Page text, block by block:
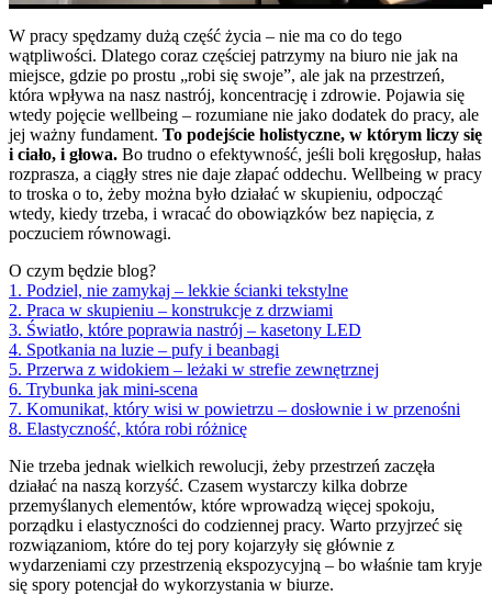
W pracy spędzamy dużą część życia – nie ma co do tego
wątpliwości. Dlatego coraz częściej patrzymy na biuro nie jak na
miejsce, gdzie po prostu „robi się swoje”, ale jak na przestrzeń,
która wpływa na nasz nastrój, koncentrację i zdrowie. Pojawia się
wtedy pojęcie wellbeing – rozumiane nie jako dodatek do pracy, ale
jej ważny fundament. To podejście holistyczne, w którym liczy się
i ciało, i głowa. Bo trudno o efektywność, jeśli boli kręgosłup, hałas
rozprasza, a ciągły stres nie daje złapać oddechu. Wellbeing w pracy
to troska o to, żeby można było działać w skupieniu, odpocząć
wtedy, kiedy trzeba, i wracać do obowiązków bez napięcia, z
poczuciem równowagi.
O czym będzie blog?
1. Podziel, nie zamykaj – lekkie ścianki tekstylne
2. Praca w skupieniu – konstrukcje z drzwiami
3. Światło, które poprawia nastrój – kasetony LED
4. Spotkania na luzie – pufy i beanbagi
5. Przerwa z widokiem – leżaki w strefie zewnętrznej
6. Trybunka jak mini-scena
7. Komunikat, który wisi w powietrzu – dosłownie i w przenośni
8. Elastyczność, która robi różnicę
Nie trzeba jednak wielkich rewolucji, żeby przestrzeń zaczęła
działać na naszą korzyść. Czasem wystarczy kilka dobrze
przemyślanych elementów, które wprowadzą więcej spokoju,
porządku i elastyczności do codziennej pracy. Warto przyjrzeć się
rozwiązaniom, które do tej pory kojarzyły się głównie z
wydarzeniami czy przestrzenią ekspozycyjną – bo właśnie tam kryje
się spory potencjał do wykorzystania w biurze.